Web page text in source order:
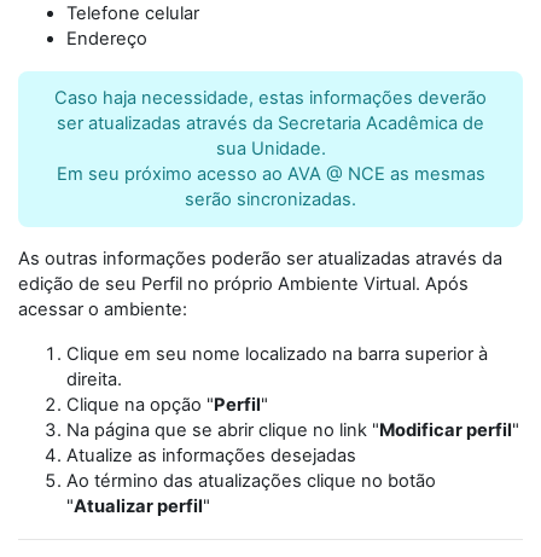
Telefone celular
Endereço
Caso haja necessidade, estas informações deverão
ser atualizadas através da Secretaria Acadêmica de
sua Unidade.
Em seu próximo acesso ao AVA @ NCE as mesmas
serão sincronizadas.
As outras informações poderão ser atualizadas através da
edição de seu Perfil no próprio Ambiente Virtual. Após
acessar o ambiente:
Clique em seu nome localizado na barra superior à
direita.
Clique na opção "Perfil"
Na página que se abrir clique no link "Modificar perfil"
Atualize as informações desejadas
Ao término das atualizações clique no botão
"Atualizar perfil"